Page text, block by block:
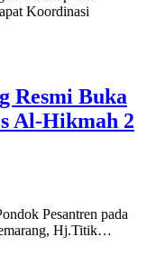
Koordinasi
Resmi Buka
Al-Hikmah 2
Pesantren pada
Hj.Titik…